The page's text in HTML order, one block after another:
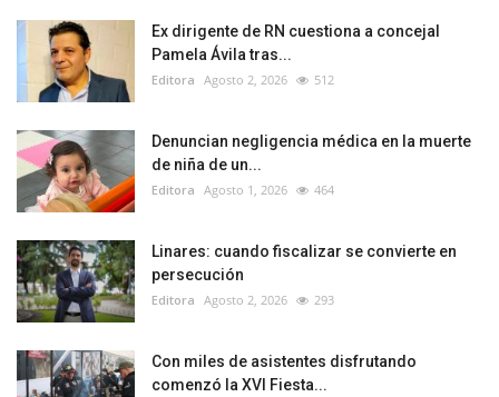
Ex dirigente de RN cuestiona a concejal
Pamela Ávila tras...
Editora Agosto 2, 2026 512
Denuncian negligencia médica en la muerte
de niña de un...
Editora Agosto 1, 2026 464
Linares: cuando fiscalizar se convierte en
persecución
Editora Agosto 2, 2026 293
Con miles de asistentes disfrutando
comenzó la XVI Fiesta...